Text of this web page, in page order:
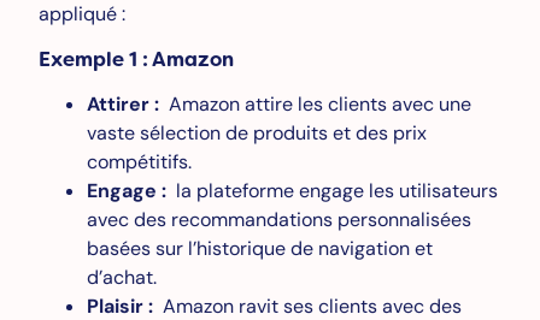
appliqué :
Exemple 1 : Amazon
Attirer : Amazon attire les clients avec une
vaste sélection de produits et des prix
compétitifs.
Engage : la plateforme engage les utilisateurs
avec des recommandations personnalisées
basées sur l’historique de navigation et
d’achat.
Plaisir : Amazon ravit ses clients avec des